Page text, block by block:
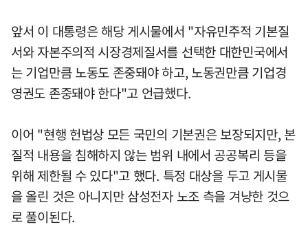
앞서 이 대통령은 해당 게시물에서 "자유민주적 기본질
서와 자본주의적 시장경제질서를 선택한 대한민국에서
는 기업만큼 노동도 존중돼야 하고, 노동권만큼 기업경
영권도 존중돼야 한다"고 언급했다.
이어 "현행 헌법상 모든 국민의 기본권은 보장되지만, 본
질적 내용을 침해하지 않는 범위 내에서 공공복리 등을
위해 제한될 수 있다"고 했다. 특정 대상을 두고 게시물
을 올린 것은 아니지만 삼성전자 노조 측을 겨냥한 것으
로 풀이된다.